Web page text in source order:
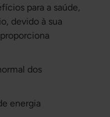
para a saúde,
devido à sua
dos
energia